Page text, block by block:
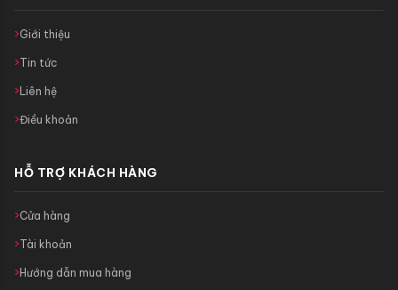
Giới thiệu
Tin tức
Liên hệ
Điều khoản
HỖ TRỢ KHÁCH HÀNG
Cửa hàng
Tài khoản
Hướng dẫn mua hàng